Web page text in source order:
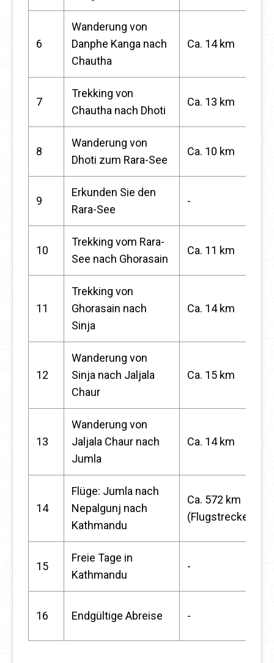
6
Wanderung von
Danphe Kanga nach
Chautha
Ca. 14 km
7
Trekking von
Chautha nach Dhoti
Ca. 13 km
8
Wanderung von
Dhoti zum Rara-See
Ca. 10 km
9
Erkunden Sie den
Rara-See
-
10
Trekking vom Rara-
See nach Ghorasain
Ca. 11 km
11
Trekking von
Ghorasain nach
Sinja
Ca. 14 km
12
Wanderung von
Sinja nach Jaljala
Chaur
Ca. 15 km
13
Wanderung von
Jaljala Chaur nach
Jumla
Ca. 14 km
14
Flüge: Jumla nach
Nepalgunj nach
Kathmandu
Ca. 572 km
(Flugstrecke)
15
Freie Tage in
Kathmandu
-
16 Endgültige Abreise -